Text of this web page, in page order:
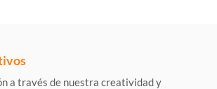
a través de nuestra creatividad y